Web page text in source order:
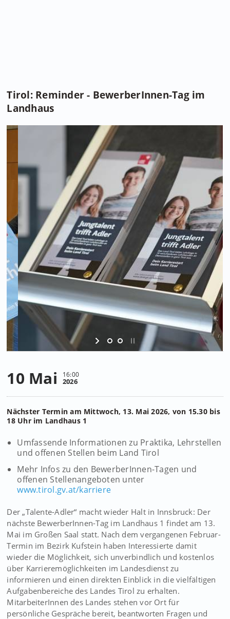
Tirol: Reminder - BewerberInnen-Tag im
Landhaus
Mehrere Broschüren sind zu sehen.
Informationsmaterialien, darunter Broschüren und digitale Inhalte,
helfen bei Unklarheiten weiter.
Copyright: Land Tirol/Reiter
10 Mai 16:00
2026
Nächster Termin am Mittwoch, 13. Mai 2026, von 15.30 bis
18 Uhr im Landhaus 1
Umfassende Informationen zu Praktika, Lehrstellen
und offenen Stellen beim Land Tirol
Mehr Infos zu den BewerberInnen-Tagen und
offenen Stellenangeboten unter
www.tirol.gv.at/karriere
Der „Talente-Adler“ macht wieder Halt in Innsbruck: Der
nächste BewerberInnen-Tag im Landhaus 1 findet am 13.
Mai im Großen Saal statt. Nach dem vergangenen Februar-
Termin im Bezirk Kufstein haben Interessierte damit
wieder die Möglichkeit, sich unverbindlich und kostenlos
über Karrieremöglichkeiten im Landesdienst zu
informieren und einen direkten Einblick in die vielfältigen
Aufgabenbereiche des Landes Tirol zu erhalten.
MitarbeiterInnen des Landes stehen vor Ort für
persönliche Gespräche bereit, beantworten Fragen und